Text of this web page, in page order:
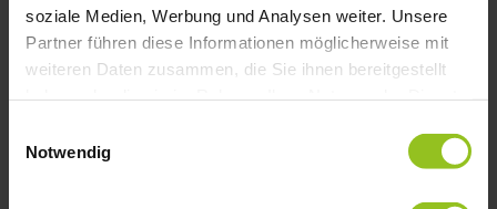
soziale Medien, Werbung und Analysen weiter. Unsere
Partner führen diese Informationen möglicherweise mit
weiteren Daten zusammen, die Sie ihnen bereitgestellt
Notwendig
WENN EIN MITARBEITER GEHT UND
5 ANDERE MITGEHEN!
massiv unglücklich machen: viel zu viel Arbeit